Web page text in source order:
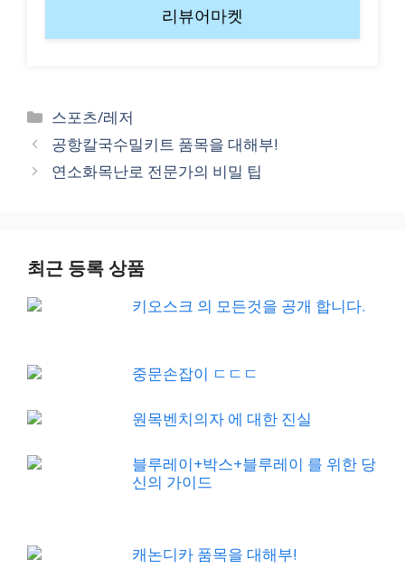
리뷰어마켓
Categories
스포츠/레저
공항칼국수밀키트 품목을 대해부!
연소화목난로 전문가의 비밀 팁
최근 등록 상품
키오스크 의 모든것을 공개 합니다.
중문손잡이 ㄷㄷㄷ
원목벤치의자 에 대한 진실
블루레이+박스+블루레이 를 위한 당
신의 가이드
캐논디카 품목을 대해부!